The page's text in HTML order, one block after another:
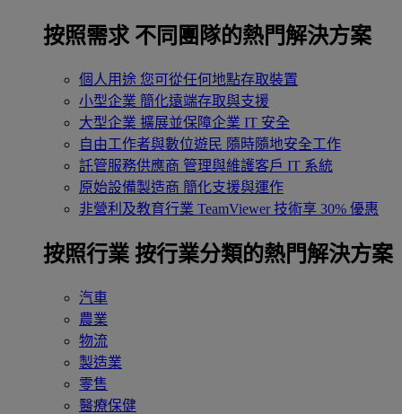
按照需求 不同團隊的熱門解決方案
個人用途 您可從任何地點存取裝置
小型企業 簡化遠端存取與支援
大型企業 擴展並保障企業 IT 安全
自由工作者與數位遊民 隨時隨地安全工作
託管服務供應商 管理與維護客戶 IT 系統
原始設備製造商 簡化支援與運作
非營利及教育行業 TeamViewer 技術享 30% 優惠
按照行業 按行業分類的熱門解決方案
汽車
農業
物流
製造業
零售
醫療保健